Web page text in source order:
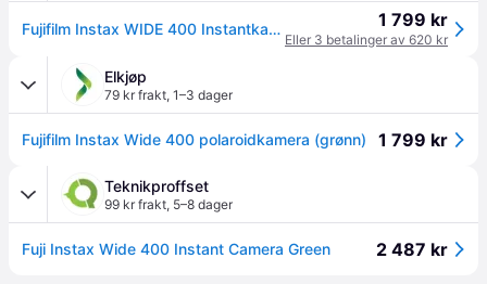
Fujifilm Instax WIDE 400 Instantkamera 1 799 kr
Eller 3 betalinger av 620 kr
Elkjøp
79 kr frakt, 1–3 dager
Fujifilm Instax Wide 400 polaroidkamera (grønn) 1 799 kr
Teknikproffset
99 kr frakt, 5–8 dager
Fuji Instax Wide 400 Instant Camera Green 2 487 kr